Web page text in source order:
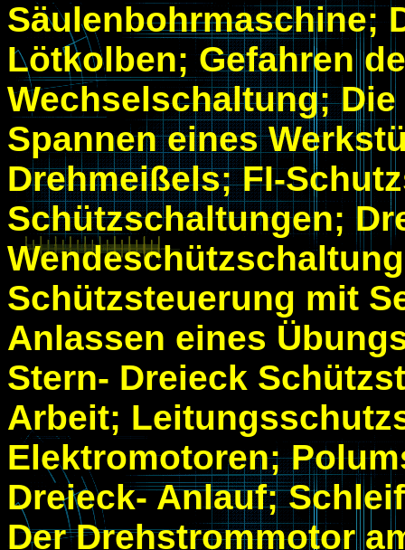
Säulenbohrmaschine;
Lötkolben; Gefahren
Wechselschaltung;
Spannen eines
Drehmeißels; FI-
Schützschaltungen;
Schützsteuerung mit
Anlassen eines
Stern- Dreieck
Arbeit;
Elektromotoren;
Dreieck- Anlauf;
Der Drehstrommotor